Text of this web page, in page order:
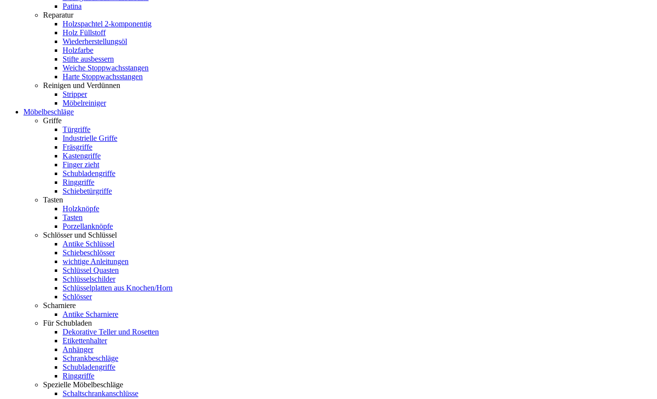
Patina
Reparatur
Holzspachtel 2-komponentig
Holz Füllstoff
Wiederherstellungsöl
Holzfarbe
Stifte ausbessern
Weiche Stoppwachsstangen
Harte Stoppwachsstangen
Reinigen und Verdünnen
Stripper
Möbelreiniger
Möbelbeschläge
Griffe
Türgriffe
Industrielle Griffe
Fräsgriffe
Kastengriffe
Finger zieht
Schubladengriffe
Ringgriffe
Schiebetürgriffe
Tasten
Holzknöpfe
Tasten
Porzellanknöpfe
Schlösser und Schlüssel
Antike Schlüssel
Schiebeschlösser
wichtige Anleitungen
Schlüssel Quasten
Schlüsselschilder
Schlüsselplatten aus Knochen/Horn
Schlösser
Scharniere
Antike Scharniere
Für Schubladen
Dekorative Teller und Rosetten
Etikettenhalter
Anhänger
Schrankbeschläge
Schubladengriffe
Ringgriffe
Spezielle Möbelbeschläge
Schaltschrankanschlüsse